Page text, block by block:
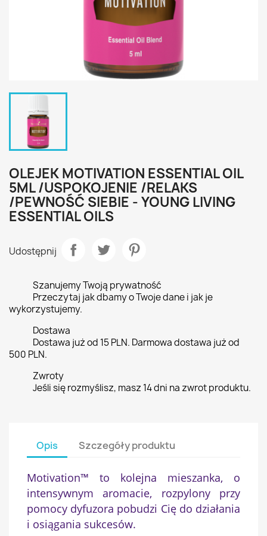
OLEJEK MOTIVATION ESSENTIAL OIL
5ML /USPOKOJENIE /RELAKS
/PEWNOŚĆ SIEBIE - YOUNG LIVING
ESSENTIAL OILS
Udostępnij
Szanujemy Twoją prywatność
Przeczytaj jak dbamy o Twoje dane i jak je
wykorzystujemy.
Dostawa
Dostawa już od 15 PLN. Darmowa dostawa już od
500 PLN.
Zwroty
Jeśli się rozmyślisz, masz 14 dni na zwrot produktu.
Opis Szczegóły produktu
Motivation™ to kolejna mieszanka, o
intensywnym aromacie, rozpylony przy
pomocy dyfuzora pobudzi Cię do działania
i osiągania sukcesów.